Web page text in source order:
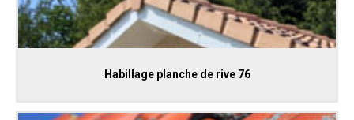
Habillage planche de rive 76